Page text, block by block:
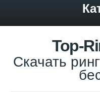
Top-
Скачать